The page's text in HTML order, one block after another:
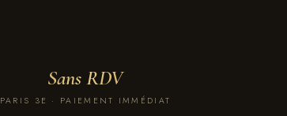
Sans RDV
PARIS 3E · PAIEMENT IMMÉDIAT